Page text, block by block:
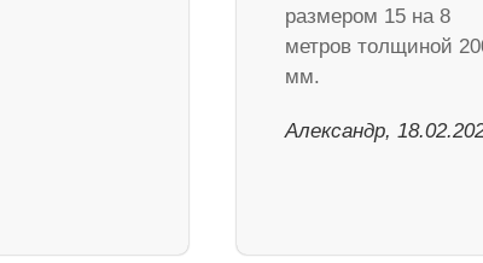
размером 15 на 8
метров толщиной
мм.
Александр,